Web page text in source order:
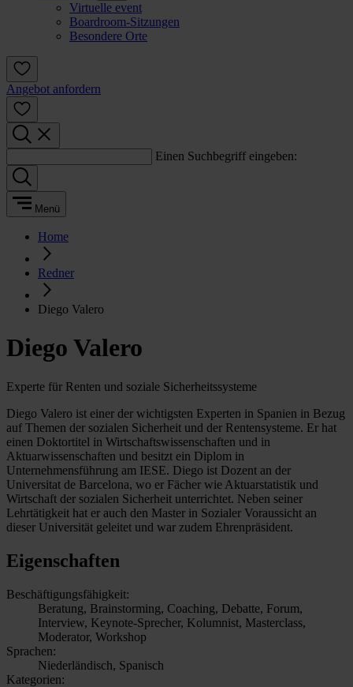
Virtuelle event
Boardroom-Sitzungen
Besondere Orte
Angebot anfordern
Einen Suchbegriff eingeben:
Menü
Home
Redner
Diego Valero
Diego Valero
Experte für Renten und soziale Sicherheitssysteme
Diego Valero ist einer der wichtigsten Experten in Spanien in Bezug
auf Themen der sozialen Sicherheit und der Rentensysteme. Er hat
einen Doktortitel in Wirtschaftswissenschaften und in
Aktuarwissenschaften und besitzt ein Diplom in
Unternehmensführung am IESE. Diego ist Dozent an der
Universitat de Barcelona, wo er Fächer wie Aktuarstatistik und
Wirtschaft der sozialen Sicherheit unterrichtet. Neben seiner
Lehrtätigkeit hat er auch den Master in Sozialer Voraussicht an
dieser Universität geleitet und war zudem Ehrenpräsident.
Eigenschaften
Beschäftigungsfähigkeit:
Beratung, Brainstorming, Coaching, Debatte, Forum,
Interview, Keynote-Sprecher, Kolumnist, Masterclass,
Moderator, Workshop
Sprachen:
Niederländisch, Spanisch
Kategorien: